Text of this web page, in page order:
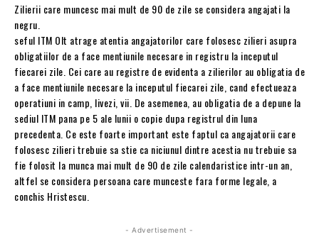
Zilierii care muncesc mai mult de 90 de zile se considera angajati la
negru.
seful ITM Olt atrage atentia angajatorilor care folosesc zilieri asupra
obligatiilor de a face mentiunile necesare in registru la inceputul
fiecarei zile. Cei care au registre de evidenta a zilierilor au obligatia de
a face mentiunile necesare la inceputul fiecarei zile, cand efectueaza
operatiuni in camp, livezi, vii. De asemenea, au obligatia de a depune la
sediul ITM pana pe 5 ale lunii o copie dupa registrul din luna
precedenta. Ce este foarte important este faptul ca angajatorii care
folosesc zilieri trebuie sa stie ca niciunul dintre acestia nu trebuie sa
fie folosit la munca mai mult de 90 de zile calendaristice intr-un an,
altfel se considera persoana care munceste fara forme legale, a
conchis Hristescu.
- Advertisement -